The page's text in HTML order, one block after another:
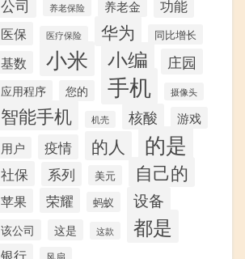
公司 养老保险 养老金 功能
医保 医疗保险 华为 同比增长
基数 小米 小编 庄园
应用程序 您的 手机 摄像头
智能手机 机壳 核酸
游戏
用户
疫情 的人 的是
社保 系列 美元 自己的
苹果 荣耀 蚂蚁 设备
该公司 这是 这款 都是
银行